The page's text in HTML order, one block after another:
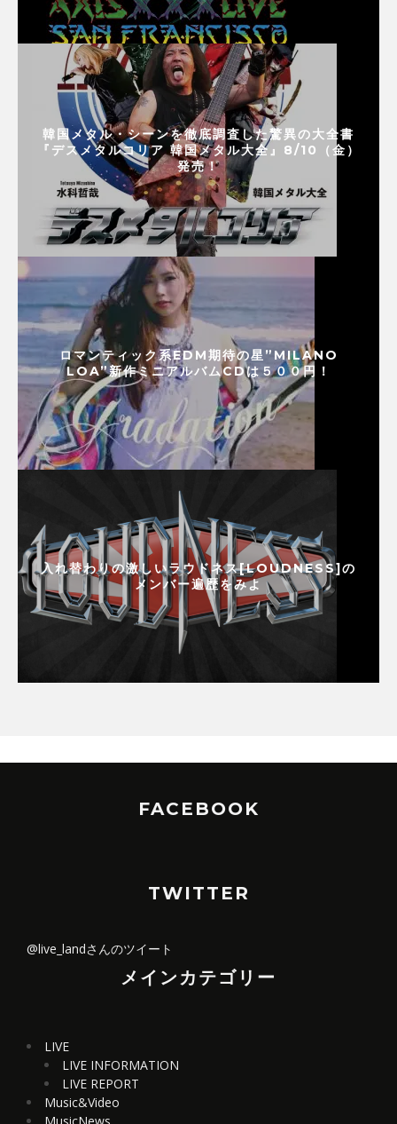
韓国メタル・シーンを徹底調査した驚異の大全書
『デスメタルコリア 韓国メタル大全』8/10（金）
発売！
ロマンティック系EDM期待の星”MILANO
LOA”新作ミニアルバムCDは５００円！
入れ替わりの激しいラウドネス[LOUDNESS]の
メンバー遍歴をみよ
FACEBOOK
TWITTER
@live_landさんのツイート
メインカテゴリー
LIVE
LIVE INFORMATION
LIVE REPORT
Music&Video